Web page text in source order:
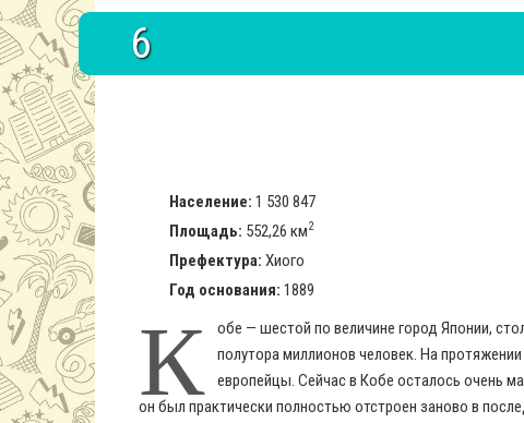
6
Население: 1 530 847
Площадь: 552,26 км2
Префектура: Хиого
Год основания: 1889
К
обе — шестой по величине город Японии,
полутора миллионов человек. На
европейцы. Сейчас в Кобе осталось очень
он был практически полностью отстроен заново в